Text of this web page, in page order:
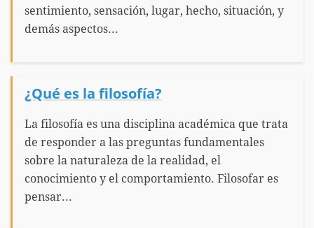
sentimiento, sensación, lugar, hecho, situación, y
demás aspectos...
¿Qué es la filosofía?
La filosofía es una disciplina académica que trata
de responder a las preguntas fundamentales
sobre la naturaleza de la realidad, el
conocimiento y el comportamiento. Filosofar es
pensar...